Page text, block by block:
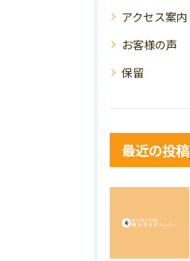
アクセス案内
お客様の声
保留
最近の投稿